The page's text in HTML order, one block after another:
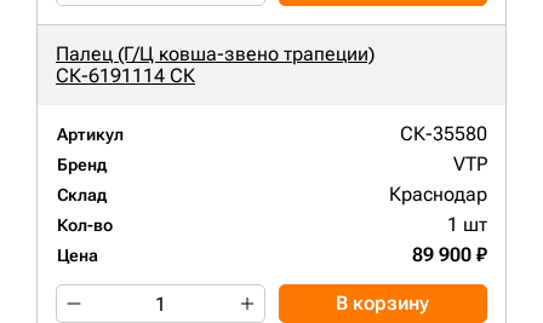
Палец (Г/Ц ковша-звено трапеции)
СК-6191114 СК
Артикул СК-35580
Бренд VTP
Склад Краснодар
Кол-во 1 шт
Цена 89 900 ₽
В корзину